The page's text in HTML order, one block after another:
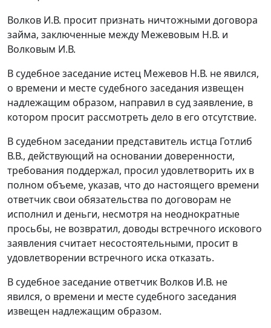
Волков И.В. просит признать ничтожными договора
займа, заключенные между Межевовым Н.В. и
Волковым И.В.
В судебное заседание истец Межевов Н.В. не явился,
о времени и месте судебного заседания извещен
надлежащим образом, направил в суд заявление, в
котором просит рассмотреть дело в его отсутствие.
В судебном заседании представитель истца Готлиб
В.В., действующий на основании доверенности,
требования поддержал, просил удовлетворить их в
полном объеме, указав, что до настоящего времени
ответчик свои обязательства по договорам не
исполнил и деньги, несмотря на неоднократные
просьбы, не возвратил, доводы встречного искового
заявления считает несостоятельными, просит в
удовлетворении встречного иска отказать.
В судебное заседание ответчик Волков И.В. не
явился, о времени и месте судебного заседания
извещен надлежащим образом.